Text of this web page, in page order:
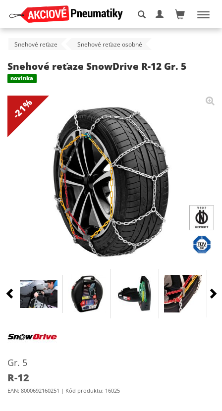
Snehové reťaze Snehové reťaze osobné
Snehové reťaze SnowDrive R-12 Gr. 5
novinka
-21%
Gr. 5
R-12
EAN: 8000692160251 | Kód produktu: 16025